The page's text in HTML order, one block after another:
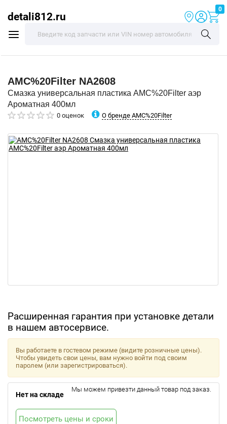
detali812.ru
0
AMC%20Filter NA2608
Смазка универсальная пластика AMC%20Filter аэр
Ароматная 400мл
0 оценок О бренде AMC%20Filter
Расширенная гарантия при установке детали
в нашем автосервисе.
Вы работаете в гостевом режиме (видите розничные цены).
Чтобы увидеть свои цены, вам нужно войти под своим
паролем (или зарегистрироваться).
Нет на складе
Мы можем привезти данный товар под заказ.
Посмотреть цены и сроки